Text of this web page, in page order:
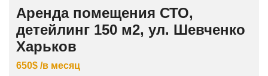
Аренда помещения СТО,
детейлинг 150 м2, ул. Шевченко
Харьков
650$ /в месяц